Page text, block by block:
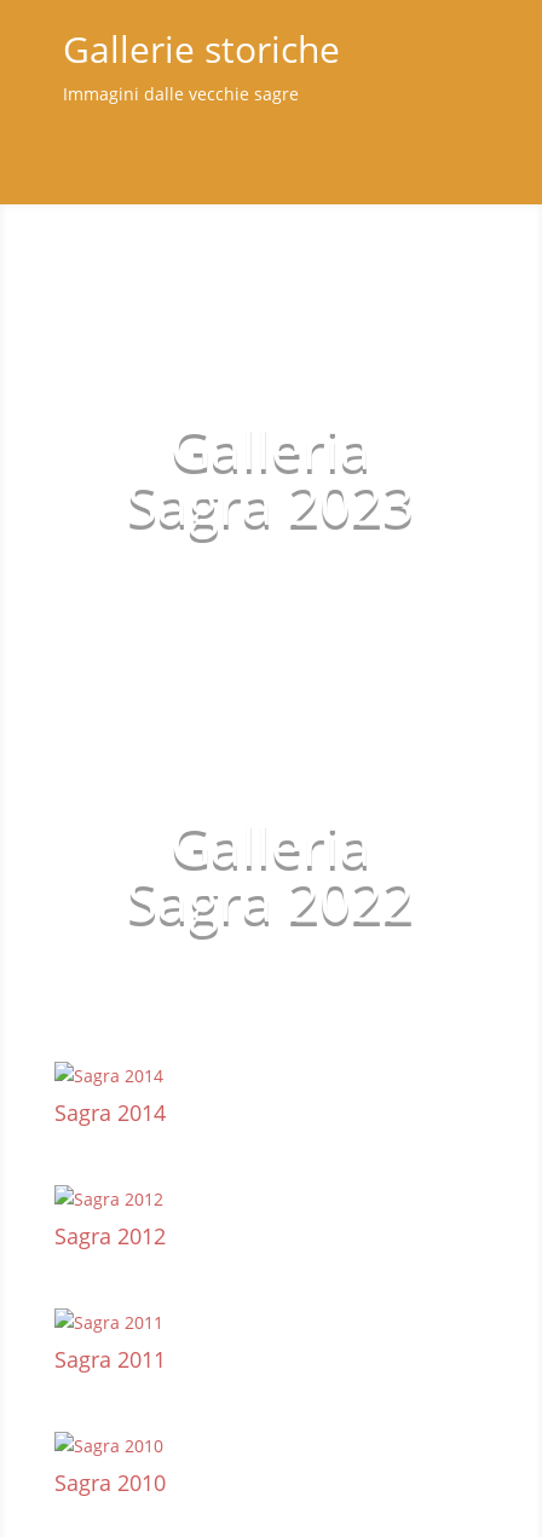
Gallerie storiche
Immagini dalle vecchie sagre
Galleria
Sagra 2023
Galleria
Sagra 2022
Sagra 2014
Sagra 2012
Sagra 2011
Sagra 2010